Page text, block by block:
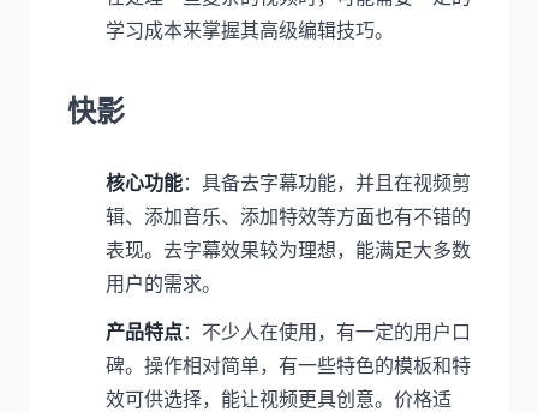
学习成本来掌握其高级编辑技巧。
快影
核心功能：具备去字幕功能，并且在视频剪
辑、添加音乐、添加特效等方面也有不错的
表现。去字幕效果较为理想，能满足大多数
用户的需求。
产品特点：不少人在使用，有一定的用户口
碑。操作相对简单，有一些特色的模板和特
效可供选择，能让视频更具创意。价格适